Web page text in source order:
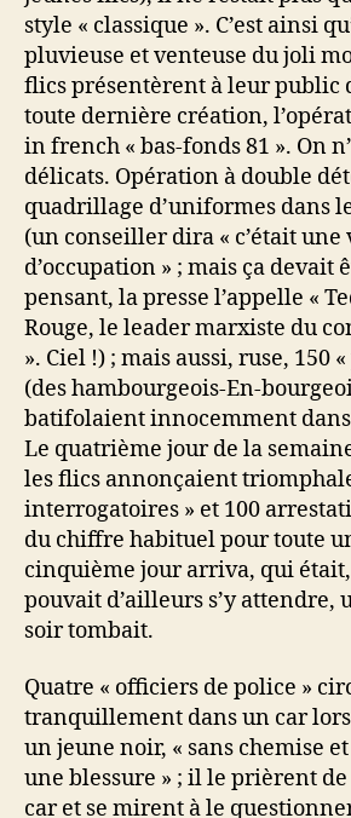
style « classique ». C’est ainsi
pluvieuse et venteuse du joli
flics présentèrent à leur public
toute dernière création,
in french « bas-fonds 81 ». On
délicats. Opération à double
quadrillage d’uniformes dans
(un conseiller dira « c’était
d’occupation » ; mais ça devait
pensant, la presse l’appelle «
Rouge, le leader marxiste du
». Ciel !) ; mais aussi, ruse, 150
(des hambourgeois-En-
batifolaient innocemment
Le quatrième jour de la
les flics annonçaient
interrogatoires » et 100
du chiffre habituel pour toute
cinquième jour arriva, qui
pouvait d’ailleurs s’y attendre,
soir tombait.
Quatre « officiers de police »
tranquillement dans un car
un jeune noir, « sans chemise
une blessure » ; il le prièrent
car et se mirent à le